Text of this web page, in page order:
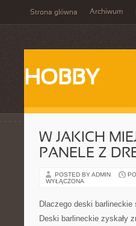
Strona główna Archiwum
HOBBY
W JAKICH
PANELE Z
POSTED BY ADMIN
WYŁĄCZONA
Dlaczego deski
Deski barlineckie zyskały